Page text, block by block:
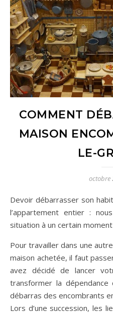
COMMENT
MAISON
LE-
octobre
Devoir débarrasser son habitation encombrée, voire vider
l’appartement entier :
situation à un certain
Pour travailler dans une
maison achetée, il faut
avez décidé de lancer
transformer la
débarras des encombrants
Lors d’une succession, les